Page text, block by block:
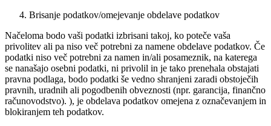
Brisanje podatkov/omejevanje obdelave podatkov
Načeloma bodo vaši podatki izbrisani takoj, ko poteče vaša
privolitev ali pa niso več potrebni za namene obdelave podatkov. Če
podatki niso več potrebni za namen in/ali posameznik, na katerega
se nanašajo osebni podatki, ni privolil in je tako prenehala obstajati
pravna podlaga, bodo podatki še vedno shranjeni zaradi obstoječih
pravnih, uradnih ali pogodbenih obveznosti (npr. garancija, finančno
računovodstvo). ), je obdelava podatkov omejena z označevanjem in
blokiranjem teh podatkov.